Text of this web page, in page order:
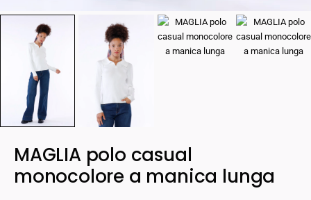
MAGLIA polo casual
monocolore a manica lunga